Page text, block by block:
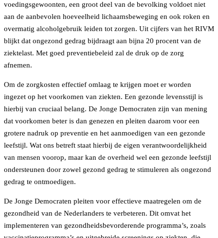
voedingsgewoonten, een groot deel van de bevolking voldoet niet
aan de aanbevolen hoeveelheid lichaamsbeweging en ook roken en
overmatig alcoholgebruik leiden tot zorgen. Uit cijfers van het RIVM
blijkt dat ongezond gedrag bijdraagt aan bijna 20 procent van de
ziektelast. Met goed preventiebeleid zal de druk op de zorg
afnemen.
Om de zorgkosten effectief omlaag te krijgen moet er worden
ingezet op het voorkomen van ziekten. Een gezonde levensstijl is
hierbij van cruciaal belang. De Jonge Democraten zijn van mening
dat voorkomen beter is dan genezen en pleiten daarom voor een
grotere nadruk op preventie en het aanmoedigen van een gezonde
leefstijl. Wat ons betreft staat hierbij de eigen verantwoordelijkheid
van mensen voorop, maar kan de overheid wel een gezonde leefstijl
ondersteunen door zowel gezond gedrag te stimuleren als ongezond
gedrag te ontmoedigen.
De Jonge Democraten pleiten voor effectieve maatregelen om de
gezondheid van de Nederlanders te verbeteren. Dit omvat het
implementeren van gezondheidsbevorderende programma’s, zoals